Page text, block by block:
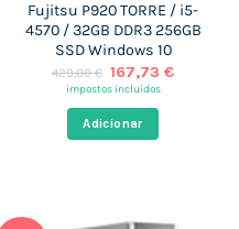
Fujitsu P920 TORRE / i5-
4570 / 32GB DDR3 256GB
SSD Windows 10
429,00€ O
preço
era:
429,00 €.
167,73€O
impostos incluídos
Adicionar